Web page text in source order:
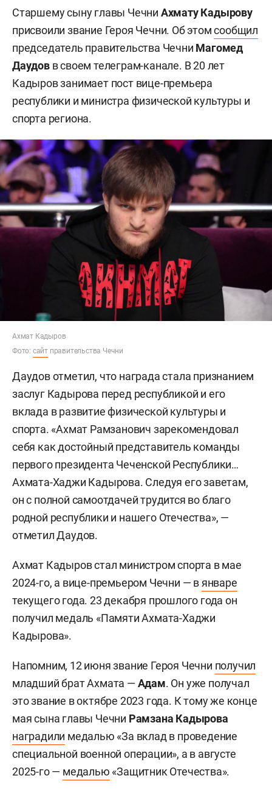
Старшему сыну главы Чечни Ахмату Кадырову
присвоили звание Героя Чечни. Об этомсообщил
председатель правительства Чечни Магомед
Даудов в своем телеграм-канале. В 20 лет
Кадыров занимает пост вице-премьера
республики и министра физической культуры и
спорта региона.
Ахмат Кадыров
Фото: сайт правительства Чечни
Даудов отметил, что награда стала признанием
заслуг Кадырова перед республикой и его
вклада в развитие физической культуры и
спорта. «Ахмат Рамзанович зарекомендовал
себя как достойный представитель команды
первого президента Чеченской Республики…
Ахмата-Хаджи Кадырова. Следуя его заветам,
он с полной самоотдачей трудится во благо
родной республики и нашего Отечества», —
отметил Даудов.
Ахмат Кадыров стал министром спорта в мае
2024-го, а вице-премьером Чечни — в январе
текущего года. 23 декабря прошлого года он
получил медаль «Памяти Ахмата-Хаджи
Кадырова».
Напомним, 12 июня звание Героя Чечни получил
младший брат Ахмата — Адам. Он уже получал
это звание в октябре 2023 года. К тому же конце
мая сына главы Чечни Рамзана Кадырова
наградили медалью «За вклад в проведение
специальной военной операции», а в августе
2025-го — медалью «Защитник Отечества».